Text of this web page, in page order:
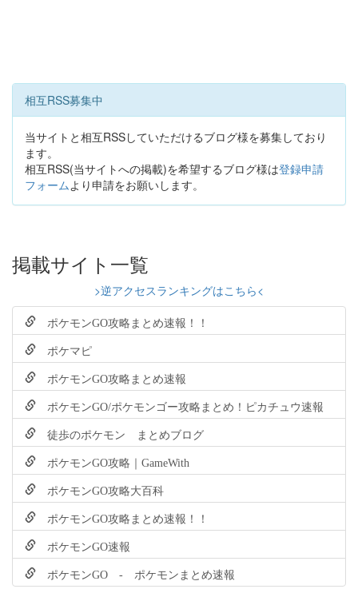
相互RSS募集中
当サイトと相互RSSしていただけるブログ様を募集しており
ます。
相互RSS(当サイトへの掲載)を希望するブログ様は登録申請
フォームより申請をお願いします。
掲載サイト一覧
>逆アクセスランキングはこちら<
ポケモンGO攻略まとめ速報！！
ポケマピ
ポケモンGO攻略まとめ速報
ポケモンGO/ポケモンゴー攻略まとめ！ピカチュウ速報
徒歩のポケモン まとめブログ
ポケモンGO攻略｜GameWith
ポケモンGO攻略大百科
ポケモンGO攻略まとめ速報！！
ポケモンGO速報
ポケモンGO - ポケモンまとめ速報